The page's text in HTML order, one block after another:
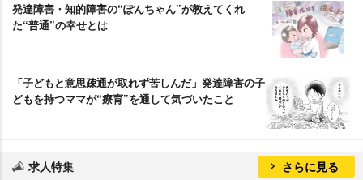
発達障害・知的障害の“ぽんちゃん”が教えてくれ
た“普通”の幸せとは
「子どもと意思疎通が取れず苦しんだ」発達障害の子
どもを持つママが“療育”を通して気づいたこと
求人特集 さらに見る